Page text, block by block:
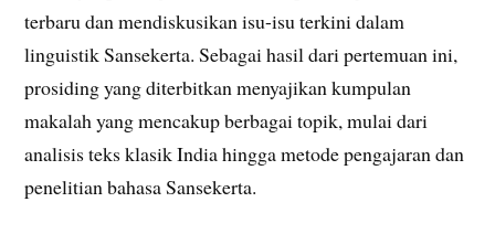
terbaru dan mendiskusikan isu-isu terkini dalam
linguistik Sansekerta. Sebagai hasil dari pertemuan ini,
prosiding yang diterbitkan menyajikan kumpulan
makalah yang mencakup berbagai topik, mulai dari
analisis teks klasik India hingga metode pengajaran dan
penelitian bahasa Sansekerta.